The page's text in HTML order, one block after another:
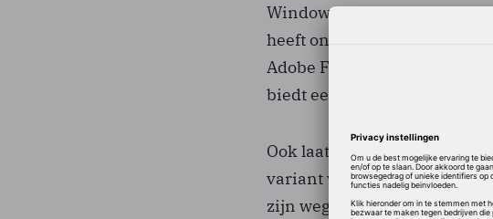
Windows Mobile 6.5,
heeft onder meer een
Adobe Flash Lite in is
biedt een betere
Ook laat Microsoft de
variant van de
zijn weg vinden in het